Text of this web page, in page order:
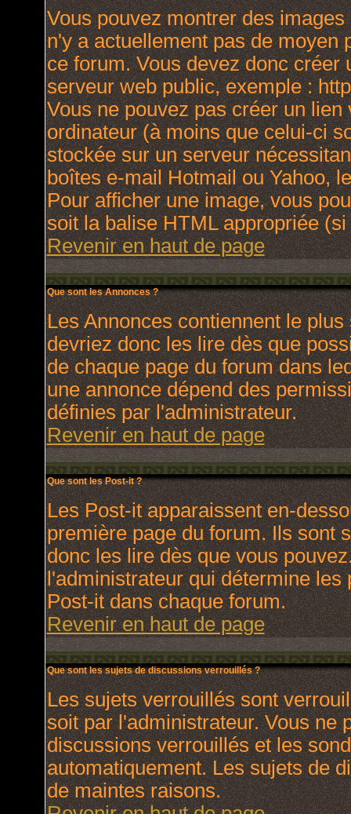
Vous pouvez montrer des
n'y a actuellement pas de moyen
ce forum. Vous devez donc
serveur web public, exemple :
Vous ne pouvez pas créer un
ordinateur (à moins que celui-ci
stockée sur un serveur
boîtes e-mail Hotmail ou Yahoo,
Pour afficher une image, vous
soit la balise HTML appropriée
Revenir en haut de page
Que sont les Annonces ?
Les Annonces contiennent le
devriez donc les lire dès que
de chaque page du forum dans
une annonce dépend des
définies par l'administrateur.
Revenir en haut de page
Que sont les Post-it ?
Les Post-it apparaissent en-
première page du forum. Ils sont
donc les lire dès que vous
l'administrateur qui détermine
Post-it dans chaque forum.
Revenir en haut de page
Que sont les sujets de discussions verrouillés ?
Les sujets verrouillés sont
soit par l'administrateur. Vous ne
discussions verrouillés et les
automatiquement. Les sujets de
de maintes raisons.